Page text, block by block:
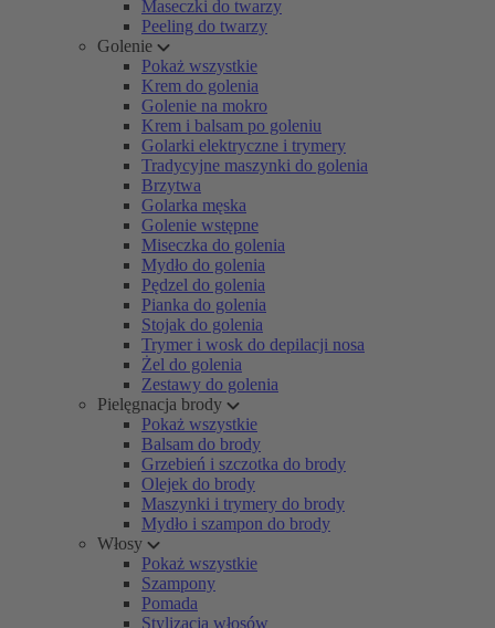
Maseczki do twarzy
Peeling do twarzy
Golenie
Pokaż wszystkie
Krem do golenia
Golenie na mokro
Krem i balsam po goleniu
Golarki elektryczne i trymery
Tradycyjne maszynki do golenia
Brzytwa
Golarka męska
Golenie wstępne
Miseczka do golenia
Mydło do golenia
Pędzel do golenia
Pianka do golenia
Stojak do golenia
Trymer i wosk do depilacji nosa
Żel do golenia
Zestawy do golenia
Pielęgnacja brody
Pokaż wszystkie
Balsam do brody
Grzebień i szczotka do brody
Olejek do brody
Maszynki i trymery do brody
Mydło i szampon do brody
Włosy
Pokaż wszystkie
Szampony
Pomada
Stylizacja włosów